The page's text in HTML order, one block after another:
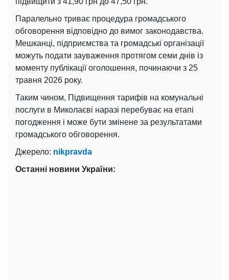
Паралельно триває процедура громадського
обговорення відповідно до вимог законодавства.
Мешканці, підприємства та громадські організації
можуть подати зауваження протягом семи днів із
моменту публікації оголошення, починаючи з 25
травня 2026 року.
Таким чином, Підвищення тарифів на комунальні
послуги в Миколаєві наразі перебуває на етапі
погодження і може бути змінене за результатами
громадського обговорення.
Джерело: nikpravda
Останні новини України: